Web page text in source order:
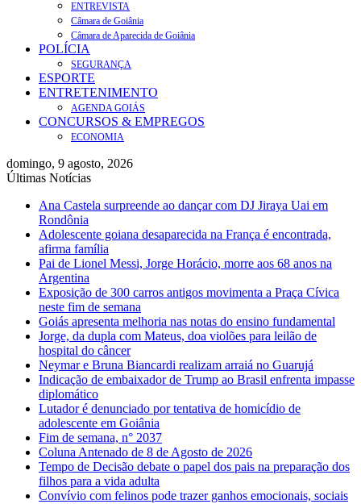
ENTREVISTA
Câmara de Goiânia
Câmara de Aparecida de Goiânia
POLÍCIA
SEGURANÇA
ESPORTE
ENTRETENIMENTO
AGENDA GOIÁS
CONCURSOS & EMPREGOS
ECONOMIA
domingo, 9 agosto, 2026
Últimas Notícias
Ana Castela surpreende ao dançar com DJ Jiraya Uai em
Rondônia
Adolescente goiana desaparecida na França é encontrada,
afirma família
Pai de Lionel Messi, Jorge Horácio, morre aos 68 anos na
Argentina
Exposição de 300 carros antigos movimenta a Praça Cívica
neste fim de semana
Goiás apresenta melhoria nas notas do ensino fundamental
Jorge, da dupla com Mateus, doa violões para leilão de
hospital do câncer
Neymar e Bruna Biancardi realizam arraiá no Guarujá
Indicação de embaixador de Trump ao Brasil enfrenta impasse
diplomático
Lutador é denunciado por tentativa de homicídio de
adolescente em Goiânia
Fim de semana, n° 2037
Coluna Antenado de 8 de Agosto de 2026
Tempo de Decisão debate o papel dos pais na preparação dos
filhos para a vida adulta
Convívio com felinos pode trazer ganhos emocionais, sociais